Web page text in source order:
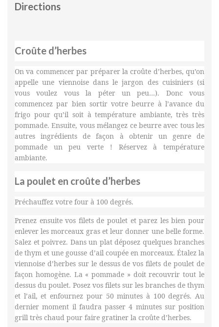
Directions
Croûte d’herbes
On va commencer par préparer la croûte d’herbes, qu’on
appelle une viennoise dans le jargon des cuisiniers (si
vous voulez vous la péter un peu…). Donc vous
commencez par bien sortir votre beurre à l’avance du
frigo pour qu’il soit à température ambiante, très très
pommade. Ensuite, vous mélangez ce beurre avec tous les
autres ingrédients de façon à obtenir un genre de
pommade un peu verte ! Réservez à température
ambiante.
La poulet en croûte d’herbes
Préchauffez votre four à 100 degrés.
Prenez ensuite vos filets de poulet et parez les bien pour
enlever les morceaux gras et leur donner une belle forme.
Salez et poivrez. Dans un plat déposez quelques branches
de thym et une gousse d’ail coupée en morceaux. Étalez la
viennoise d’herbes sur le dessus de vos filets de poulet de
façon homogène. La « pommade » doit recouvrir tout le
dessus du poulet. Posez vos filets sur les branches de thym
et l’ail, et enfournez pour 50 minutes à 100 degrés. Au
dernier moment il faudra passer 4 minutes sur position
grill très chaud pour faire gratiner la croûte d’herbes.